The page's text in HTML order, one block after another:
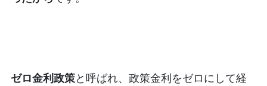
ゼロ金利政策と呼ばれ、政策金利をゼロにして経